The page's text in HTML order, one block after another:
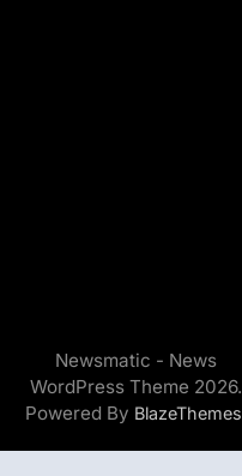
Newsmatic - News
WordPress Theme 2026.
Powered By BlazeThemes